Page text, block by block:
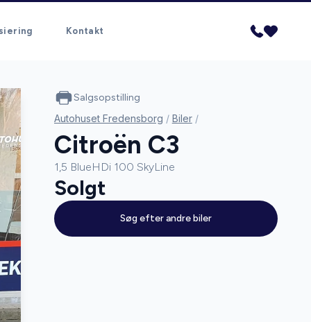
Kontakt
Salgsopstilling
Autohuset Fredensborg / Biler /
Citroën C3
1,5 BlueHDi 100 SkyLine
Solgt
Søg efter andre biler